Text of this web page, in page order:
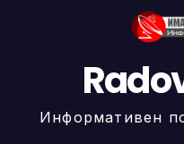
Информативен